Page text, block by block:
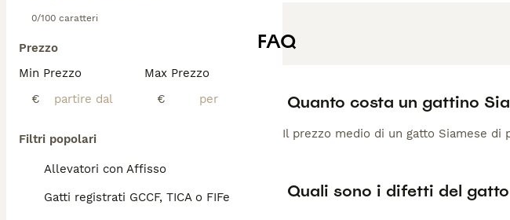
0/100 caratteri
Prezzo
Min Prezzo
€
Max Prezzo
€
Filtri popolari
Allevatori con Affisso
Gatti registrati GCCF, TICA o FIFe
FAQ
Quanto costa un gattino
Il prezzo medio di un gatto Siamese
Quali sono i difetti del gatto